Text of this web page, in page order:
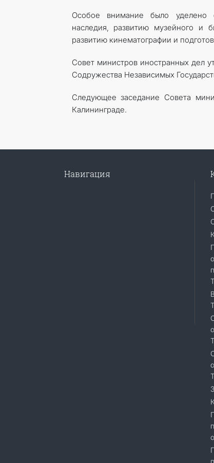
Особое внимание было уделено
наследия, развитию музейного и
развитию кинематографии и
Совет министров иностранных дел
Содружества Независимых
Следующее заседание Совета
Калининграде.
Навигация